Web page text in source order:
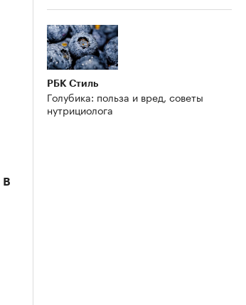
РБК Стиль
Голубика: польза и вред, советы
нутрициолога